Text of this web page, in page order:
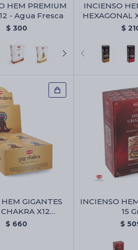
HEM PREMIUM
- Agua Fresca
$ 300
INCIENSO
HEXAGONAL
$
GIGANTES
X12
- Conos Hem
$ 660
INCIENSO
15
$